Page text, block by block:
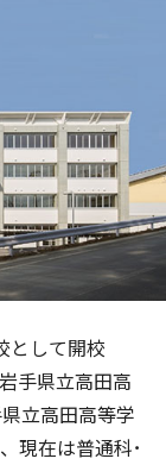
として開校
手県立高田高
立高田高等学
現在は普通科･